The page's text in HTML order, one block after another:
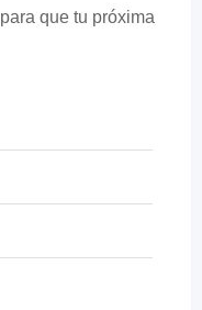
para que tu próxima